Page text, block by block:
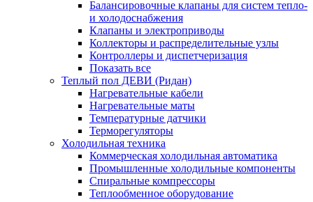
Балансировочные клапаны для систем тепло-
и холодоснабжения
Клапаны и электроприводы
Коллекторы и распределительные узлы
Контроллеры и диспетчеризация
Показать все
Теплый пол ДЕВИ (Ридан)
Нагревательные кабели
Нагревательные маты
Температурные датчики
Терморегуляторы
Холодильная техника
Коммерческая холодильная автоматика
Промышленные холодильные компоненты
Спиральные компрессоры
Теплообменное оборудование